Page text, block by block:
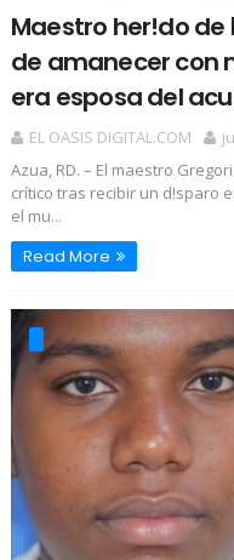
Maestro her!do
de amanecer con
era esposa del
EL OASIS DIGITAL.COM
Azua, RD. – El maestro
crítico tras recibir un d!sparo
el mu...
Read More